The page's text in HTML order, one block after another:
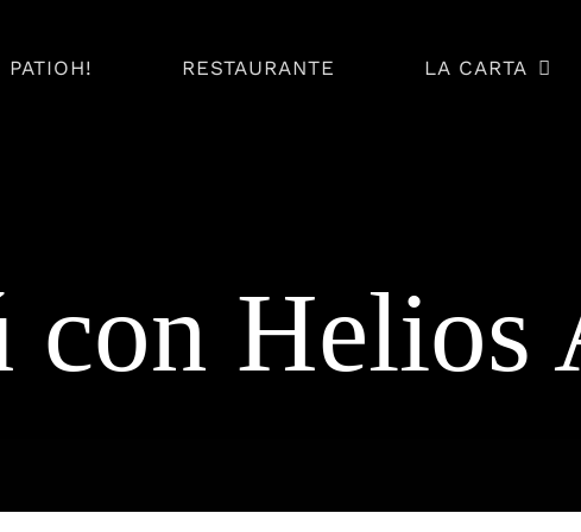
PATIOH! RESTAURANTE LA CARTA
Ensaladas,
Parrilla,
Deliciosos menús para
con Helios